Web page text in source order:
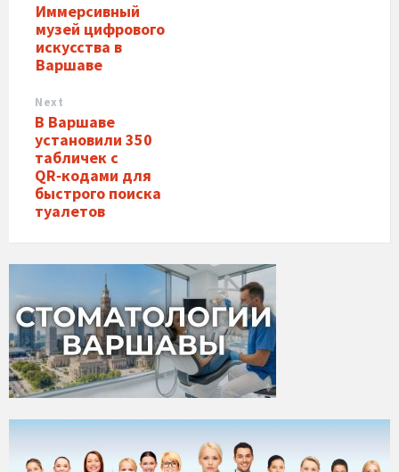
Иммерсивный
музей цифрового
искусства в
Варшаве
Next
В Варшаве
установили 350
табличек с
QR‑кодами для
быстрого поиска
туалетов